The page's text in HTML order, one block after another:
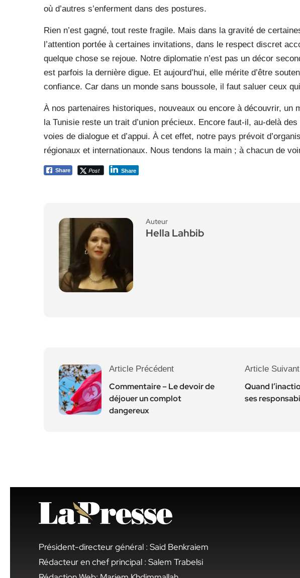
où d’autres s’enferment dans des postures.
Rien n’est gagné, tout reste fragile. Mais dans la gravité de
l’attention portée à certaines invitations, dans le respect discret
quelque chose se rejoue. Notre diplomatie n’est pas un décor
est parfois la dernière digue. Et aujourd’hui, elle mérite d’être
confiance. Car dans un monde sans boussole, il faut saluer ceux
À nos partenaires historiques, nouveaux ou encore à découvrir, un
la Tunisie reste un trait d’union précieux. Encore faut-il, au-delà
voies de dialogue et d’appui. À cet effet, notre pays prévoit
régionaux et internationaux. Nous tendons la main ; à chacun de
Share Post Share
Auteur
Hella Lahbib
Article Précédent
Commentaire – Le devoir de
déjouer un complot
dangereux
Article Suivant
Quand
ses
Président-directeur général : Said Benkraiem
Rédacteur en chef principal : Salem Trabelsi